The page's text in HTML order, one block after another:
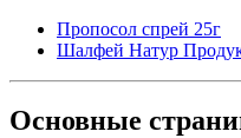
Пропосол спрей 25г
Шалфей Натур
Основные